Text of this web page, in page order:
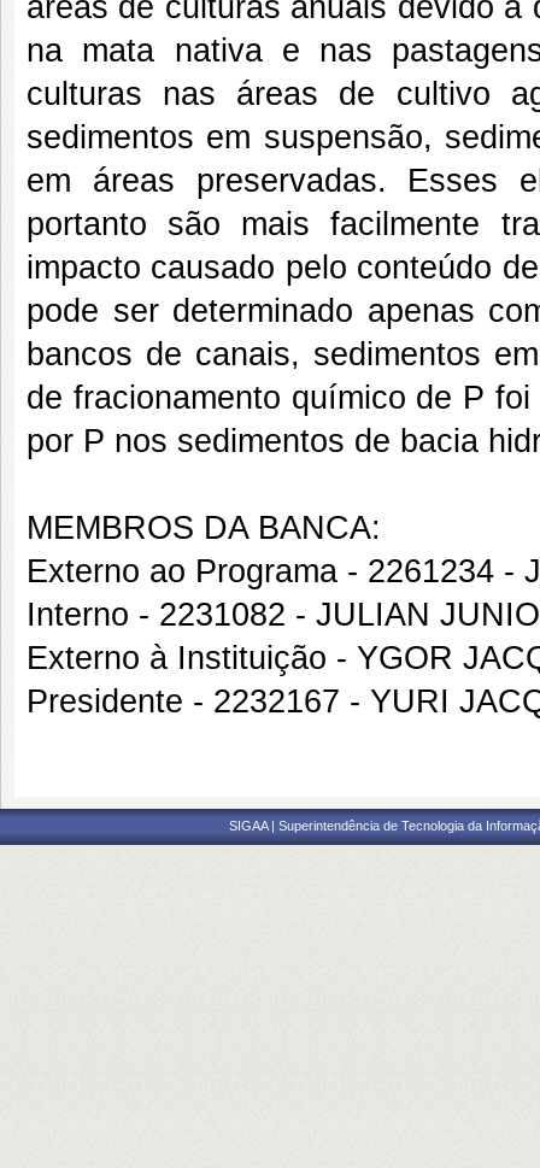
áreas de culturas anuais devido
na mata nativa e nas
culturas nas áreas de cultivo
sedimentos em suspensão,
em áreas preservadas. Esses
portanto são mais facilmente
impacto causado pelo conteúdo
pode ser determinado apenas
bancos de canais, sedimentos
de fracionamento químico de P
por P nos sedimentos de bacia
MEMBROS DA BANCA:
Externo ao Programa - 2261234 -
Interno - 2231082 - JULIAN
Externo à Instituição - YGOR
Presidente - 2232167 - YURI
SIGAA | Superintendência de Tecnologia da